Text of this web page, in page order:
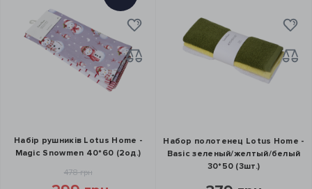
Набір рушників Lotus Home -
Magic Snowmen 40*60 (2од.)
478 грн
Набор полотенец Lotus Home -
Basic зеленый/желтый/белый
30*50 (3шт.)